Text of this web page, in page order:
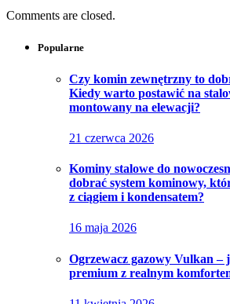
Comments are closed.
Popularne
Czy komin zewnętrzny to
Kiedy warto postawić na
montowany na elewacji?
21 czerwca 2026
Kominy stalowe do
dobrać system kominowy,
z ciągiem i kondensatem?
16 maja 2026
Ogrzewacz gazowy Vulkan –
premium z realnym